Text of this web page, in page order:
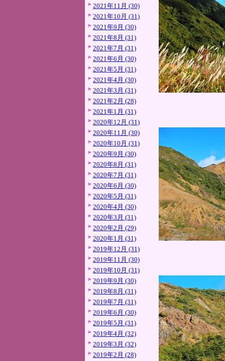
2021年11月 (30)
2021年10月 (31)
2021年9月 (30)
2021年8月 (31)
2021年7月 (31)
2021年6月 (30)
2021年5月 (31)
2021年4月 (30)
2021年3月 (31)
2021年2月 (28)
2021年1月 (31)
2020年12月 (31)
2020年11月 (30)
2020年10月 (31)
2020年9月 (30)
2020年8月 (31)
2020年7月 (31)
2020年6月 (30)
2020年5月 (31)
2020年4月 (30)
2020年3月 (31)
2020年2月 (29)
2020年1月 (31)
2019年12月 (31)
2019年11月 (30)
2019年10月 (31)
2019年9月 (30)
2019年8月 (31)
2019年7月 (31)
2019年6月 (30)
2019年5月 (31)
2019年4月 (32)
2019年3月 (32)
2019年2月 (28)